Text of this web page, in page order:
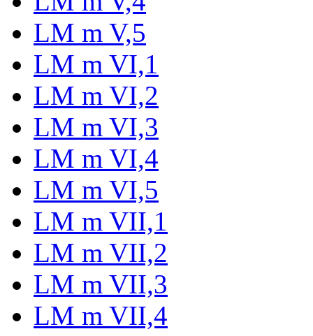
LM m V,5
LM m VI,1
LM m VI,2
LM m VI,3
LM m VI,4
LM m VI,5
LM m VII,1
LM m VII,2
LM m VII,3
LM m VII,4